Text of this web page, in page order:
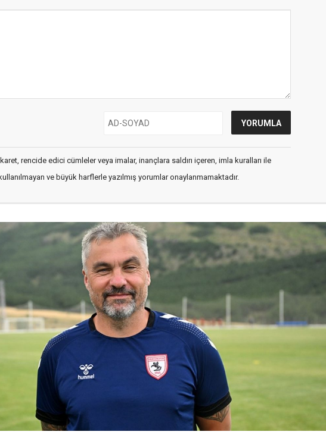
rencide edici cümleler veya imalar, inançlara saldırı içeren, imla kuralları ile
ve büyük harflerle yazılmış yorumlar onaylanmamaktadır.